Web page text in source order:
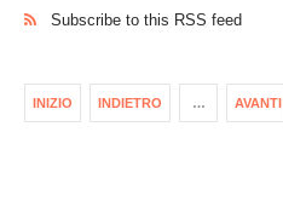
Subscribe to this RSS feed
INIZIO INDIETRO … AVANTI